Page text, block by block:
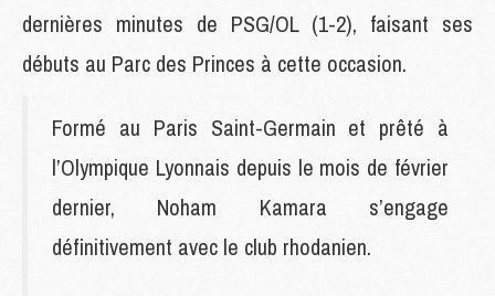
dernières minutes de PSG/OL (1-2), faisant ses
débuts au Parc des Princes à cette occasion.
Formé au Paris Saint-Germain et prêté à
l’Olympique Lyonnais depuis le mois de février
dernier, Noham Kamara s’engage
définitivement avec le club rhodanien.